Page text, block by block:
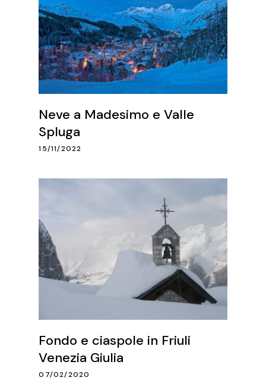
Neve a Madesimo e Valle
Spluga
15/11/2022
Fondo e ciaspole in Friuli
Venezia Giulia
07/02/2020